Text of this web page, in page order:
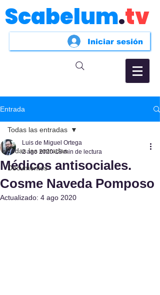
Scabelum.tv
Iniciar sesión
Entrada
Todas las entradas
Documentos
Todas las entradas
Médicos antisociales.
Cosme Naveda Pomposo
Luis de Miguel Ortega
2 ago 2020 18 min de lectura
Actualizado: 4 ago 2020